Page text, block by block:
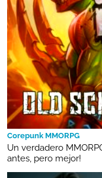
Corepunk MMORPG
Un verdadero
antes, pero mejor!